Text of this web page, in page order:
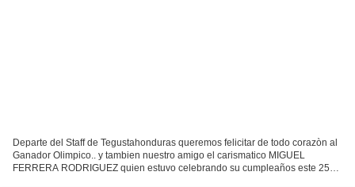
Departe del Staff de Tegustahonduras queremos felicitar de todo corazòn al
Ganador Olimpico.. y tambien nuestro amigo el carismatico MIGUEL
FERRERA RODRIGUEZ quien estuvo celebrando su cumpleaños este 25